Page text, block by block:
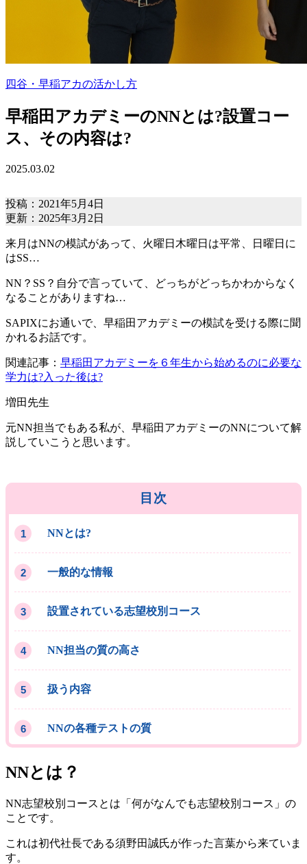
四谷・早稲アカの活かし方
早稲田アカデミーのNNとは?設置コー
ス、その内容は?
2025.03.02
投稿：2021年5月4日
更新：2025年3月2日
来月はNNの模試があって、火曜日木曜日は平常、日曜日に
はSS…
NN？SS？自分で言っていて、どっちがどっちかわからなく
なることがありますね…
SAPIXにお通いで、早稲田アカデミーの模試を受ける際に聞
かれるお話です。
関連記事： 早稲田アカデミーを６年生から始めるのに必要な
学力は?入った後は?
元NN担当でもある私が、早稲田アカデミーのNNについて解
説していこうと思います。
目次
NNとは?
一般的な情報
設置されている志望校別コース
NN担当の質の高さ
扱う内容
NNの各種テストの質
NNとは？
NN志望校別コースとは「何がなんでも志望校別コース」の
ことです。
これは初代社長である須野田誠氏が作った言葉から来ていま
す。